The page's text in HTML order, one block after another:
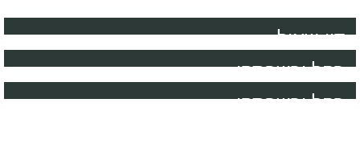
דון שאול
רחל ורשבסקי
רחל ורשבסקי